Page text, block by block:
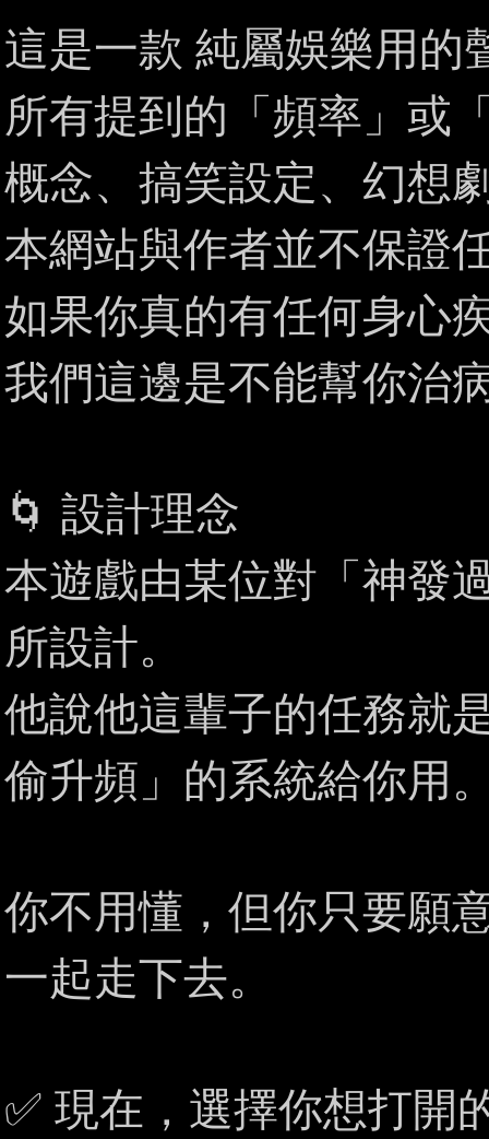
這是一款 純屬娛樂用的
所有提到的「頻率」或
概念、搞笑設定、幻想
本網站與作者並不保證
如果你真的有任何身心
我們這邊是不能幫你治
🌀 設計理念
本遊戲由某位對「神發
所設計。
他說他這輩子的任務就
偷升頻」的系統給你用
你不用懂，但你只要願
一起走下去。
✅ 現在，選擇你想打開